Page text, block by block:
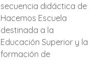
secuencia didáctica de
Hacemos Escuela
destinada a la
Educación Superior y la
formación de